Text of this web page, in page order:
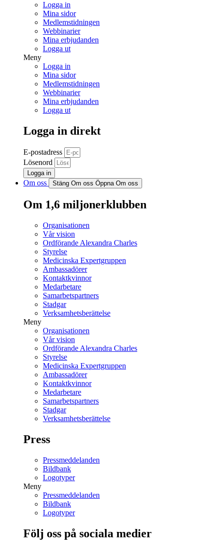
Logga in
Mina sidor
Medlemstidningen
Webbinarier
Mina erbjudanden
Logga ut
Meny
Logga in
Mina sidor
Medlemstidningen
Webbinarier
Mina erbjudanden
Logga ut
Logga in direkt
E-postadress
Lösenord
Logga in
Om oss Stäng Om oss Öppna Om oss
Om 1,6 miljonerklubben
Organisationen
Vår vision
Ordförande Alexandra Charles
Styrelse
Medicinska Expertgruppen
Ambassadörer
Kontaktkvinnor
Medarbetare
Samarbetspartners
Stadgar
Verksamhetsberättelse
Meny
Organisationen
Vår vision
Ordförande Alexandra Charles
Styrelse
Medicinska Expertgruppen
Ambassadörer
Kontaktkvinnor
Medarbetare
Samarbetspartners
Stadgar
Verksamhetsberättelse
Press
Pressmeddelanden
Bildbank
Logotyper
Meny
Pressmeddelanden
Bildbank
Logotyper
Följ oss på sociala medier